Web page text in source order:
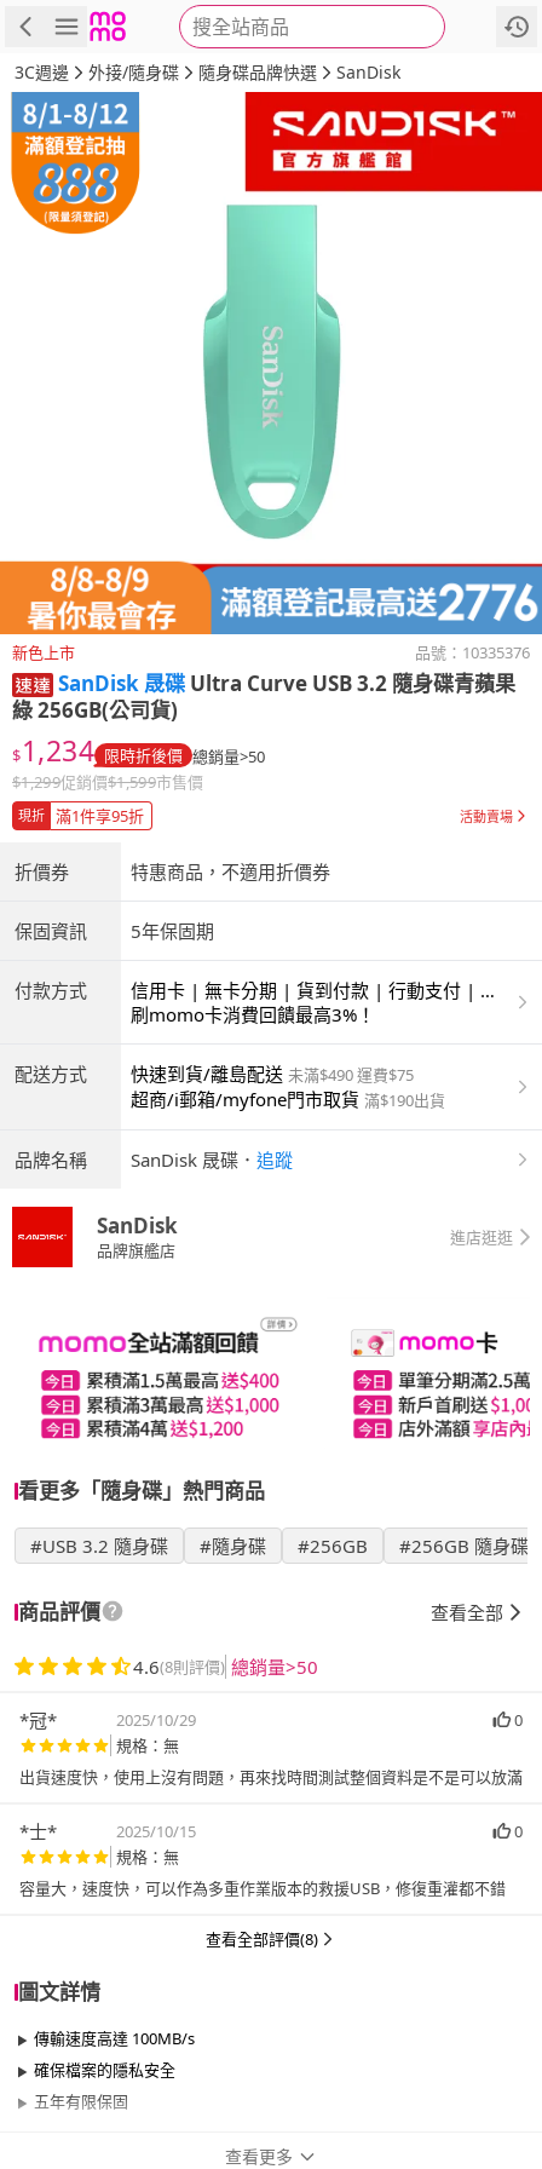
搜全站商品
商品 評價 詳情
3C週邊 外接/隨身碟 隨身碟品牌快選 SanDisk
新色上市 品號： 10335376
SanDisk 晟碟 Ultra Curve USB 3.2 隨身碟青蘋果
綠 256GB(公司貨)
$1,234 限時折後價 總銷量>50
$1,299促銷價$1,599市售價
現折 滿1件享95折 活動賣場
折價券 特惠商品，不適用折價券
保固資訊 5年保固期
付款方式
信用卡 | 無卡分期 | 貨到付款 | 行動支付 | 超
商付款 | ATM | 銀聯卡
刷momo卡消費回饋最高3%！
配送方式 快速到貨/離島配送 未滿$490 運費$75
超商/i郵箱/myfone門市取貨 滿$190出貨
品牌名稱 SanDisk 晟碟 ． 追蹤
SanDisk
品牌旗艦店
進店逛逛
看更多「隨身碟」熱門商品
#USB 3.2 隨身碟 #隨身碟 #256GB #256GB 隨身碟
商品評價 查看全部
4.6(8則評價) 總銷量>50
*冠* 2025/10/29
0
規格：無
出貨速度快，使用上沒有問題，再來找時間測試整個資料是不是可以放滿
*士* 2025/10/15
0
規格：無
容量大，速度快，可以作為多重作業版本的救援USB，修復重灌都不錯
查看全部評價(8)
圖文詳情
傳輸速度高達 100MB/s
確保檔案的隱私安全
五年有限保固
查看更多